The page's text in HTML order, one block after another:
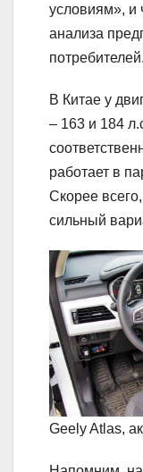
условиям», и
анализа
потребителей.
В Китае у
– 163 и 184
работает в
Скорее
сильный
Geely Atlas,